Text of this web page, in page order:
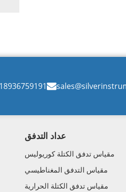
عداد التدفق
مقياس تدفق الكتلة كوريوليس
مقياس التدفق المغناطيسي
مقياس تدفق الكتلة الحرارية